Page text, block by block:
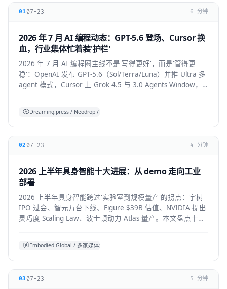
0107-23 6 分钟
2026 年 7 月 AI 编程动态：GPT-5.6 登场、Cursor 换
血，行业集体忙着装'护栏'
2026 年 7 月 AI 编程圈主线不是'写得更好'，而是'管得更
稳'：OpenAI 发布 GPT-5.6（Sol/Terra/Luna）并推 Ultra 多
agent 模式，Cursor 上 Grok 4.5 与 3.0 Agents Window，
Dreaming.press / Neodrop / SDD 综合
02 07-23 4 分钟
2026 上半年具身智能十大进展：从 demo 走向工业
部署
2026 上半年具身智能跨过'实验室到规模量产'的拐点：宇树
IPO 过会、智元万台下线、Figure $39B 估值、NVIDIA 提出
灵巧度 Scaling Law、波士顿动力 Atlas 量产。本文盘点十大
Embodied Global / 多家媒体综合
03 07-23 5 分钟